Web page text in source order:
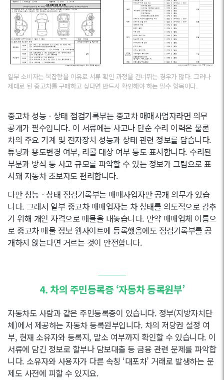
일부 소비자는 복잡함을 이유로 서류 확인 과정을 건너뛰는 경우가 많다. 그러나
제대로 된 중고차를 구매하고 싶다면 반드시 확인해야 하는 필수 항목이다.
중고차 성능ㆍ상태 점검기록부는 중고차 매매사업자라면 의무
공개가 필수입니다. 이 서류에는 사고나 단순 수리 이력은 물론
차의 주요 기계 및 전자장치 성능과 상태 관련 정보를 담습니다.
튜닝과 용도변경 여부, 리콜 대상 여부 등도 표시합니다. 수리된
부분과 방식 등 사고 규모를 파악할 수 있는 정보가 그림으로 표
시돼 자동차 초보자도 편리합니다.
다만 성능ㆍ상태 점검기록부는 매매사업자만 공개 의무가 있습
니다. 그래서 일부 중고차 매매업자는 차 상태를 의도적으로 감추
기 위해 개인 자격으로 매물을 내놓습니다. 만약 매매업체 이름으
로 중고차 매물 정보 웹사이트에 등록했음에도 점검기록부를 공
개하지 않는다면 거르는 것이 안전합니다.
———
4. 차의 주민등록증 ‘자동차 등록원부’
자동차도 사람과 같은 주민등록증이 있습니다. 정부(지방자치단
체)에서 제공하는 자동차 등록원부입니다. 차의 저당권 설정 여
부, 현재 소유자와 등록지, 말소 여부까지 확인할 수 있습니다. 이
서류에 담긴 정보로 할부나 담보대출 등 금융 관련 문제를 파악합
니다. 소유자와 사용자가 다른 속칭 ‘대포차’ 거래로 발생하는 문
제도 사전에 피할 수 있지요.